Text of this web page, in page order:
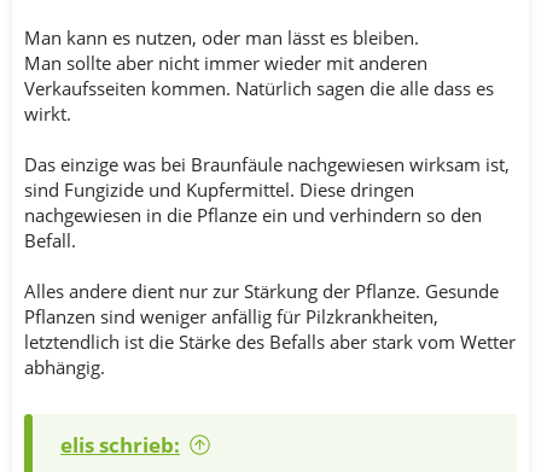
Man kann es nutzen, oder man lässt es bleiben.
Man sollte aber nicht immer wieder mit anderen
Verkaufsseiten kommen. Natürlich sagen die alle dass es
wirkt.
Das einzige was bei Braunfäule nachgewiesen wirksam ist,
sind Fungizide und Kupfermittel. Diese dringen
nachgewiesen in die Pflanze ein und verhindern so den
Befall.
Alles andere dient nur zur Stärkung der Pflanze. Gesunde
Pflanzen sind weniger anfällig für Pilzkrankheiten,
letztendlich ist die Stärke des Befalls aber stark vom Wetter
abhängig.
elis schrieb: